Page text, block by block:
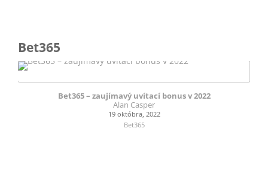
Bet365
Bet365 – zaujímavý uvítací bonus v 2022
Alan Casper
19 októbra, 2022
Bet365